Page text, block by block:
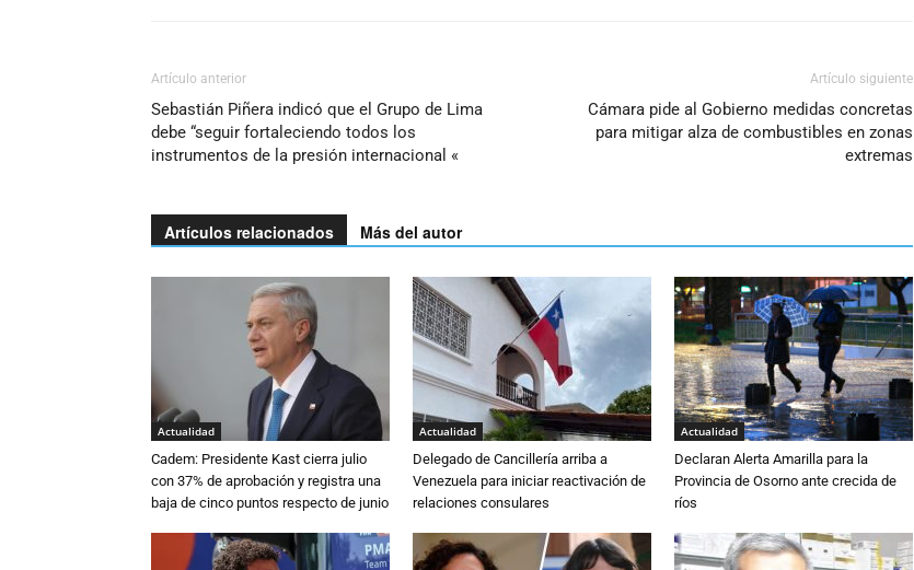
Artículo anterior
Sebastián Piñera indicó que el Grupo de Lima
debe “seguir fortaleciendo todos los
instrumentos de la presión internacional «
Artículo siguiente
Cámara pide al Gobierno medidas concretas
para mitigar alza de combustibles en zonas
extremas
Artículos relacionados Más del autor
Actualidad
Cadem: Presidente Kast cierra julio
con 37% de aprobación y registra una
baja de cinco puntos respecto de junio
Actualidad
Delegado de Cancillería arriba a
Venezuela para iniciar reactivación de
relaciones consulares
Actualidad
Declaran Alerta Amarilla para la
Provincia de Osorno ante crecida de
ríos